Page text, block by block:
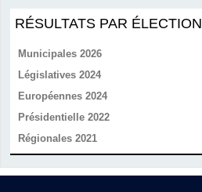
RÉSULTATS PAR ÉLECTION
Municipales 2026
Législatives 2024
Européennes 2024
Présidentielle 2022
Régionales 2021